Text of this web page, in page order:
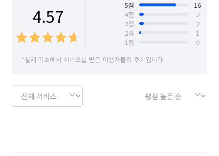
4.57 5점
16
4점
2
3점
2
2점
1
1점
0
*실제 미소에서 서비스를 받은 이용자들의 후기입니다.